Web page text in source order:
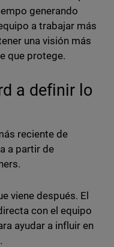
generando
a trabajar más
una visión más
que protege.
a definir lo
reciente de
a partir de
viene después. El
con el equipo
ayudar a influir en